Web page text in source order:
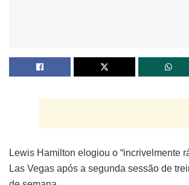
Lewis Hamilton elogiou o “incrivelmente
Las Vegas após a segunda sessão de